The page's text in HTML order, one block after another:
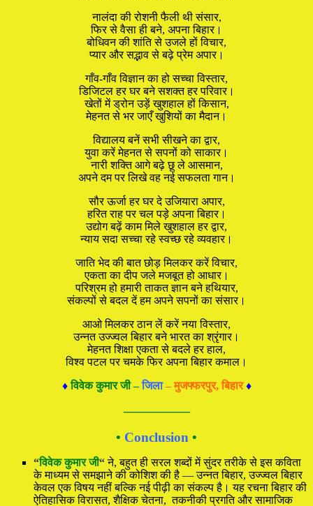
नालंदा की रोशनी फैली थी संसार,
फिर से वैसा ही बने, अपना बिहार।
बोधिवन की शांति से उजले हों विचार,
प्यार और सद्भाव से बढ़े प्रेम अपार।
गाँव-गाँव विज्ञान का हो सच्चा विस्तार,
डिजिटल हर घर बने सशक्त हर परिवार।
खेतों में ड्रोन उड़ें खुशहाल हों किसान,
मेहनत से भर जाएँ खुशियों का मैदान।
विद्यालय बनें सभी सीखने का द्वार,
युवा करें मेहनत से सपनों को साकार।
नारी शक्ति आगे बढ़े छू ले आसमान,
अपने दम पर लिखे वह नई सफलता गान।
सौर ऊर्जा हर घर दे उजियारा अपार,
हरित राह पर चल पड़े अपना बिहार।
उद्योग बढ़ें काम मिले खुशहाल हर द्वार,
न्याय सदा सच्चा रहे स्वच्छ रहे व्यवहार।
जाति भेद की बात छोड़ मिलकर करें विचार,
एकता का दीप जले मजबूत हो आधार।
परिश्रम हो हमारी ताकत ज्ञान बने हथियार,
संकल्पों से बदल दें हम अपने सपनों का संसार।
आओ मिलकर ठान लें करें नया विस्तार,
उन्नत उज्ज्वल बिहार बने भारत का श्रृंगार।
मेहनत शिक्षा एकता से बदले हर हाल,
विश्व पटल पर चमके फिर अपना बिहार कमाल।
♦विवेक कुमार जी –जिला– मुजफ्फरपुर, बिहार ♦
—————
• Conclusion •
“विवेक कुमार जी“ने, बहुत ही सरल शब्दों में सुंदर तरीके से इस कविता
के माध्यम से समझाने की कोशिश की है — उन्नत बिहार, उज्ज्वल बिहार
केवल एक विषय नहीं बल्कि नई पीढ़ी का संकल्प है। यह रचना बिहार की
ऐतिहासिक विरासत, शैक्षिक चेतना, तकनीकी प्रगति और सामाजिक